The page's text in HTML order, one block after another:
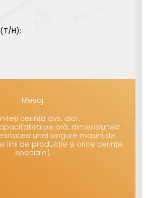
H):
Mesaj:
cerința dvs. aici ,
pe oră, dimensiunea
unei singure mașini de
linii de producție și orice cerințe
speciale).